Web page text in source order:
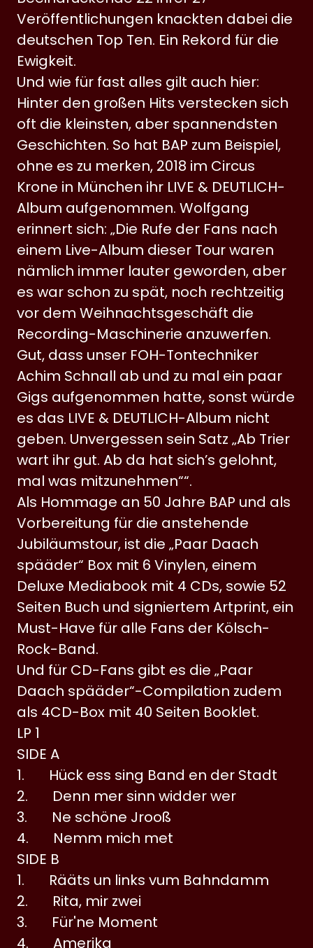
Veröffentlichungen knackten dabei die
deutschen Top Ten. Ein Rekord für die
Ewigkeit.
Und wie für fast alles gilt auch hier:
Hinter den großen Hits verstecken sich
oft die kleinsten, aber spannendsten
Geschichten. So hat BAP zum Beispiel,
ohne es zu merken, 2018 im Circus
Krone in München ihr LIVE & DEUTLICH-
Album aufgenommen. Wolfgang
erinnert sich: „Die Rufe der Fans nach
einem Live-Album dieser Tour waren
nämlich immer lauter geworden, aber
es war schon zu spät, noch rechtzeitig
vor dem Weihnachtsgeschäft die
Recording-Maschinerie anzuwerfen.
Gut, dass unser FOH-Tontechniker
Achim Schnall ab und zu mal ein paar
Gigs aufgenommen hatte, sonst würde
es das LIVE & DEUTLICH-Album nicht
geben. Unvergessen sein Satz „Ab Trier
wart ihr gut. Ab da hat sich’s gelohnt,
mal was mitzunehmen““.
Als Hommage an 50 Jahre BAP und als
Vorbereitung für die anstehende
Jubiläumstour, ist die „Paar Daach
spääder“ Box mit 6 Vinylen, einem
Deluxe Mediabook mit 4 CDs, sowie 52
Seiten Buch und signiertem Artprint, ein
Must-Have für alle Fans der Kölsch-
Rock-Band.
Und für CD-Fans gibt es die „Paar
Daach spääder“-Compilation zudem
als 4CD-Box mit 40 Seiten Booklet.
LP 1
SIDE A
1. Hück ess sing Band en der Stadt
2. Denn mer sinn widder wer
3. Ne schöne Jrooß
4. Nemm mich met
SIDE B
1. Rääts un links vum Bahndamm
2. Rita, mir zwei
3. Für'ne Moment
4. Amerika